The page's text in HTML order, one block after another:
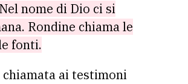
Nel nome di Dio ci si
Rondine chiama le
fonti.
chiamata ai testimoni